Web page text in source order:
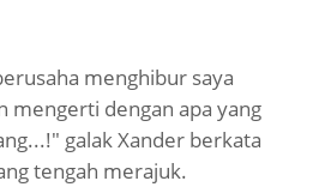
menghibur saya
mengerti dengan apa yang
galak Xander berkata
tengah merajuk.